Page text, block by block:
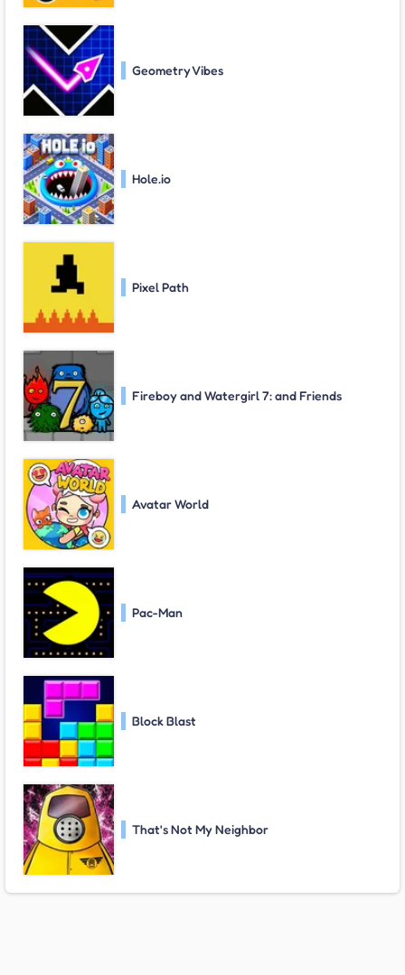
Geometry Vibes
Hole.io
Pixel Path
Fireboy and Watergirl 7: and Friends
Avatar World
Pac-Man
Block Blast
That's Not My Neighbor